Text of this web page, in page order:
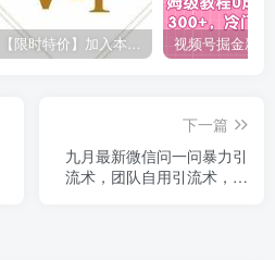
【限时特价】加入本站VIP会员，海量最新各大团队网赚内部教程全免费，每天持续更新！
下一篇
九月最新微信问一问暴力引
流术，团队自用引流术，每